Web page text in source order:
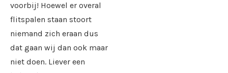
voorbij! Hoewel er overal
flitspalen staan stoort
niemand zich eraan dus
dat gaan wij dan ook maar
niet doen. Liever een